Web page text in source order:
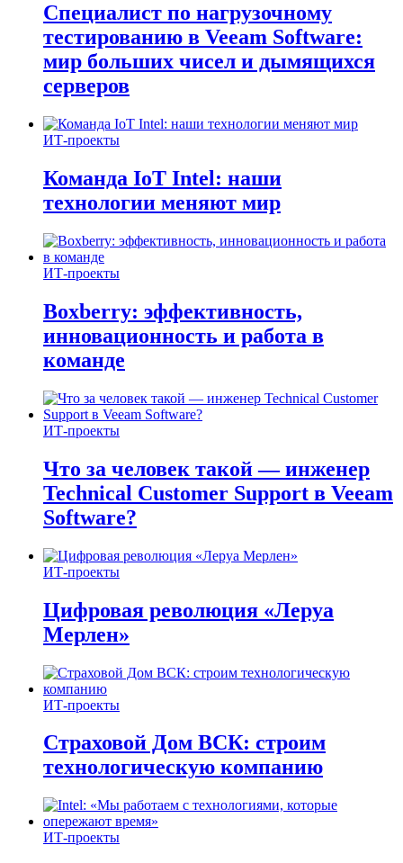
Специалист по нагрузочному
тестированию в Veeam Software:
мир больших чисел и дымящихся
серверов
ИТ-проекты
Команда IoT Intel: наши
технологии меняют мир
ИТ-проекты
Boxberry: эффективность,
инновационность и работа в
команде
ИТ-проекты
Что за человек такой — инженер
Technical Customer Support в Veeam
Software?
ИТ-проекты
Цифровая революция «Леруа
Мерлен»
ИТ-проекты
Страховой Дом ВСК: строим
технологическую компанию
ИТ-проекты